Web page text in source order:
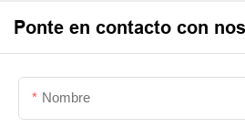
Ponte en contacto con
Nombre